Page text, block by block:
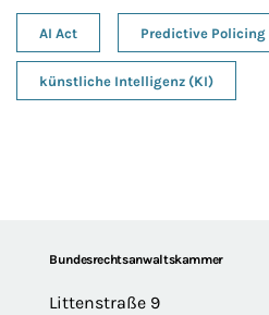
AI Act Predictive Policing
künstliche Intelligenz (KI)
FooterBundesrechtsanwaltskammer
Littenstraße 9